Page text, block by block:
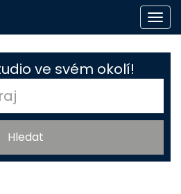
ve svém okolí!